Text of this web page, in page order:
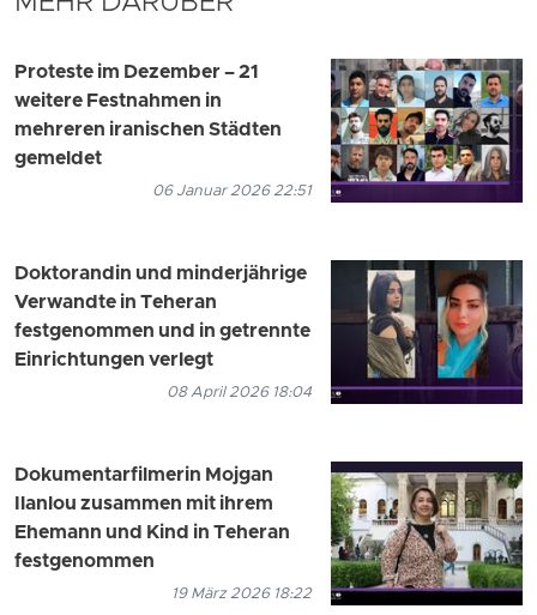
Proteste im Dezember – 21
weitere Festnahmen in
mehreren iranischen Städten
gemeldet
06 Januar 2026 22:51
Doktorandin und minderjährige
Verwandte in Teheran
festgenommen und in getrennte
Einrichtungen verlegt
08 April 2026 18:04
Dokumentarfilmerin Mojgan
Ilanlou zusammen mit ihrem
Ehemann und Kind in Teheran
festgenommen
19 März 2026 18:22